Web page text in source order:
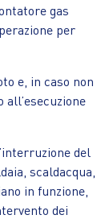
gas
per
e, in caso non
del
scaldacqua,
in funzione,
dei